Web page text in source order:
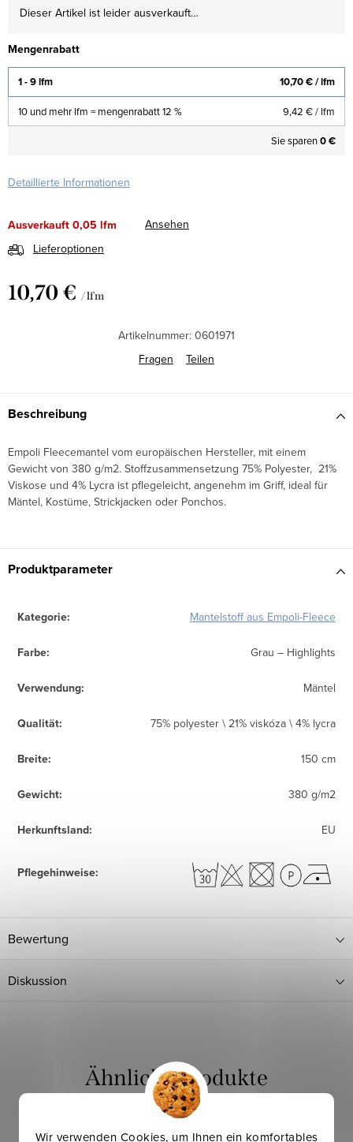
Wir verwenden Cookies, um Ihnen ein komfortables
Dieser Artikel ist leider ausverkauft…
Mengenrabatt
1 - 9 lfm 10,70 €/ lfm
10 und mehr lfm = mengenrabatt 12 % 9,42 €/ lfm
Sie sparen0 €
Detaillierte Informationen
Ausverkauft 0,05 lfm
Ansehen
Lieferoptionen
10,70 € / lfm
Artikelnummer: 0601971
Fragen
Teilen
Beschreibung
Empoli Fleecemantel vom europäischen Hersteller, mit einem
Gewicht von 380 g/m2. Stoffzusammensetzung 75% Polyester, 21%
Viskose und 4% Lycra ist pflegeleicht, angenehm im Griff, ideal für
Mäntel, Kostüme, Strickjacken oder Ponchos.
Produktparameter
Kategorie: Mantelstoff aus Empoli-Fleece
Farbe: Grau – Highlights
Verwendung: Mäntel
Qualität: 75% polyester \ 21% viskóza \ 4% lycra
Breite: 150 cm
Gewicht: 380 g/m2
Herkunftsland: EU
Pflegehinweise:
Bewertung
Diskussion